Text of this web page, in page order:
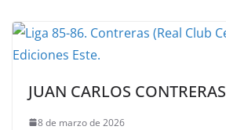
JUAN CARLOS CONTRERAS
8 de marzo de 2026